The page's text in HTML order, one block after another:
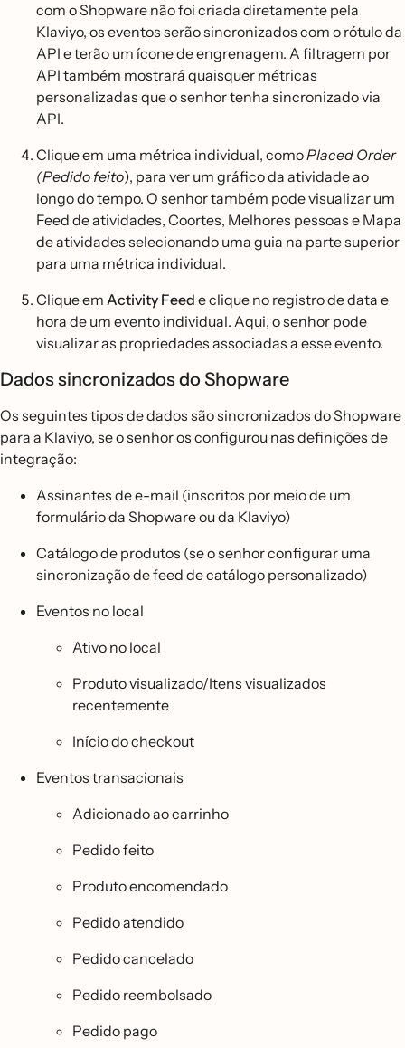
com o Shopware não foi criada diretamente pela
Klaviyo, os eventos serão sincronizados com o rótulo da
API e terão um ícone de engrenagem. A filtragem por
API também mostrará quaisquer métricas
personalizadas que o senhor tenha sincronizado via
API.
Clique em uma métrica individual, comoPlaced Order
(Pedido feito), para ver um gráfico da atividade ao
longo do tempo. O senhor também pode visualizar um
Feed de atividades, Coortes, Melhores pessoas e Mapa
de atividades selecionando uma guia na parte superior
para uma métrica individual.
Clique em Activity Feed e clique no registro de data e
hora de um evento individual. Aqui, o senhor pode
visualizar as propriedades associadas a esse evento.
Dados sincronizados do Shopware
Os seguintes tipos de dados são sincronizados do Shopware
para a Klaviyo, se o senhor os configurou nas definições de
integração:
Assinantes de e-mail (inscritos por meio de um
formulário da Shopware ou da Klaviyo)
Catálogo de produtos (se o senhor configurar uma
sincronização de feed de catálogo personalizado)
Eventos no local
Ativo no local
Produto visualizado/Itens visualizados
recentemente
Início do checkout
Eventos transacionais
Adicionado ao carrinho
Pedido feito
Produto encomendado
Pedido atendido
Pedido cancelado
Pedido reembolsado
Pedido pago